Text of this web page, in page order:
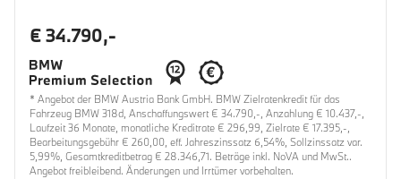
€ 34.790,-
* Angebot der BMW Austria Bank GmbH. BMW Zielratenkredit für das
Fahrzeug BMW 318d, Anschaffungswert € 34.790,-, Anzahlung € 10.437,-,
Laufzeit 36 Monate, monatliche Kreditrate € 296,99, Zielrate € 17.395,-,
Bearbeitungsgebühr € 260,00, eff. Jahreszinssatz 6,54%, Sollzinssatz var.
5,99%, Gesamtkreditbetrag € 28.346,71. Beträge inkl. NoVA und MwSt..
Angebot freibleibend. Änderungen und Irrtümer vorbehalten.